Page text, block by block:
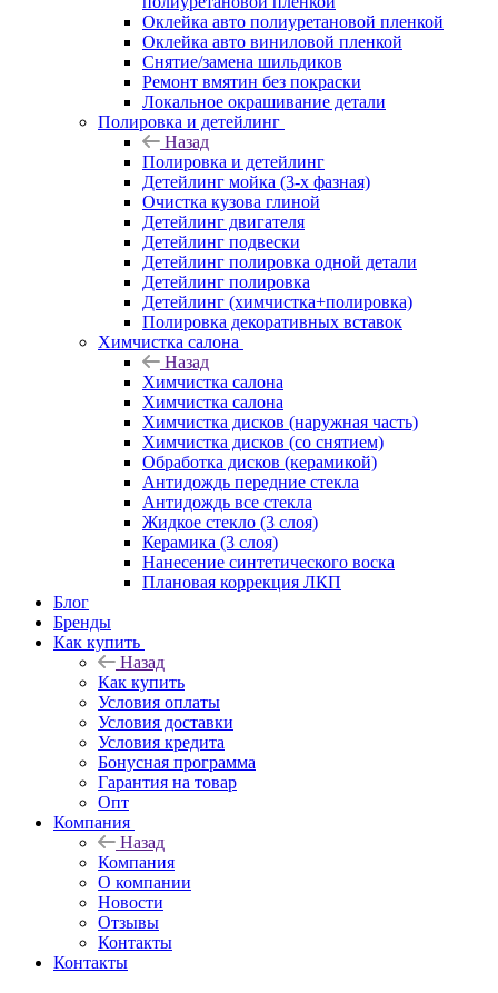
Оклейка авто полиуретановой пленкой
Оклейка авто виниловой пленкой
Снятие/замена шильдиков
Ремонт вмятин без покраски
Локальное окрашивание детали
Полировка и детейлинг
Назад
Полировка и детейлинг
Детейлинг мойка (3-х фазная)
Очистка кузова глиной
Детейлинг двигателя
Детейлинг подвески
Детейлинг полировка одной детали
Детейлинг полировка
Детейлинг (химчистка+полировка)
Полировка декоративных вставок
Химчистка салона
Назад
Химчистка салона
Химчистка салона
Химчистка дисков (наружная часть)
Химчистка дисков (со снятием)
Обработка дисков (керамикой)
Антидождь передние стекла
Антидождь все стекла
Жидкое стекло (3 слоя)
Керамика (3 слоя)
Нанесение синтетического воска
Плановая коррекция ЛКП
Блог
Бренды
Как купить
Назад
Как купить
Условия оплаты
Условия доставки
Условия кредита
Бонусная программа
Гарантия на товар
Опт
Компания
Назад
Компания
О компании
Новости
Отзывы
Контакты
Контакты